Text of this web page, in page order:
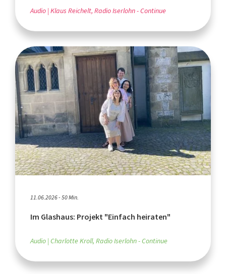
Audio Klaus Reichelt, Radio Iserlohn - Continue
11.06.2026 - 50 Min.
Im Glashaus: Projekt "Einfach heiraten"
Audio Charlotte Kroll, Radio Iserlohn - Continue